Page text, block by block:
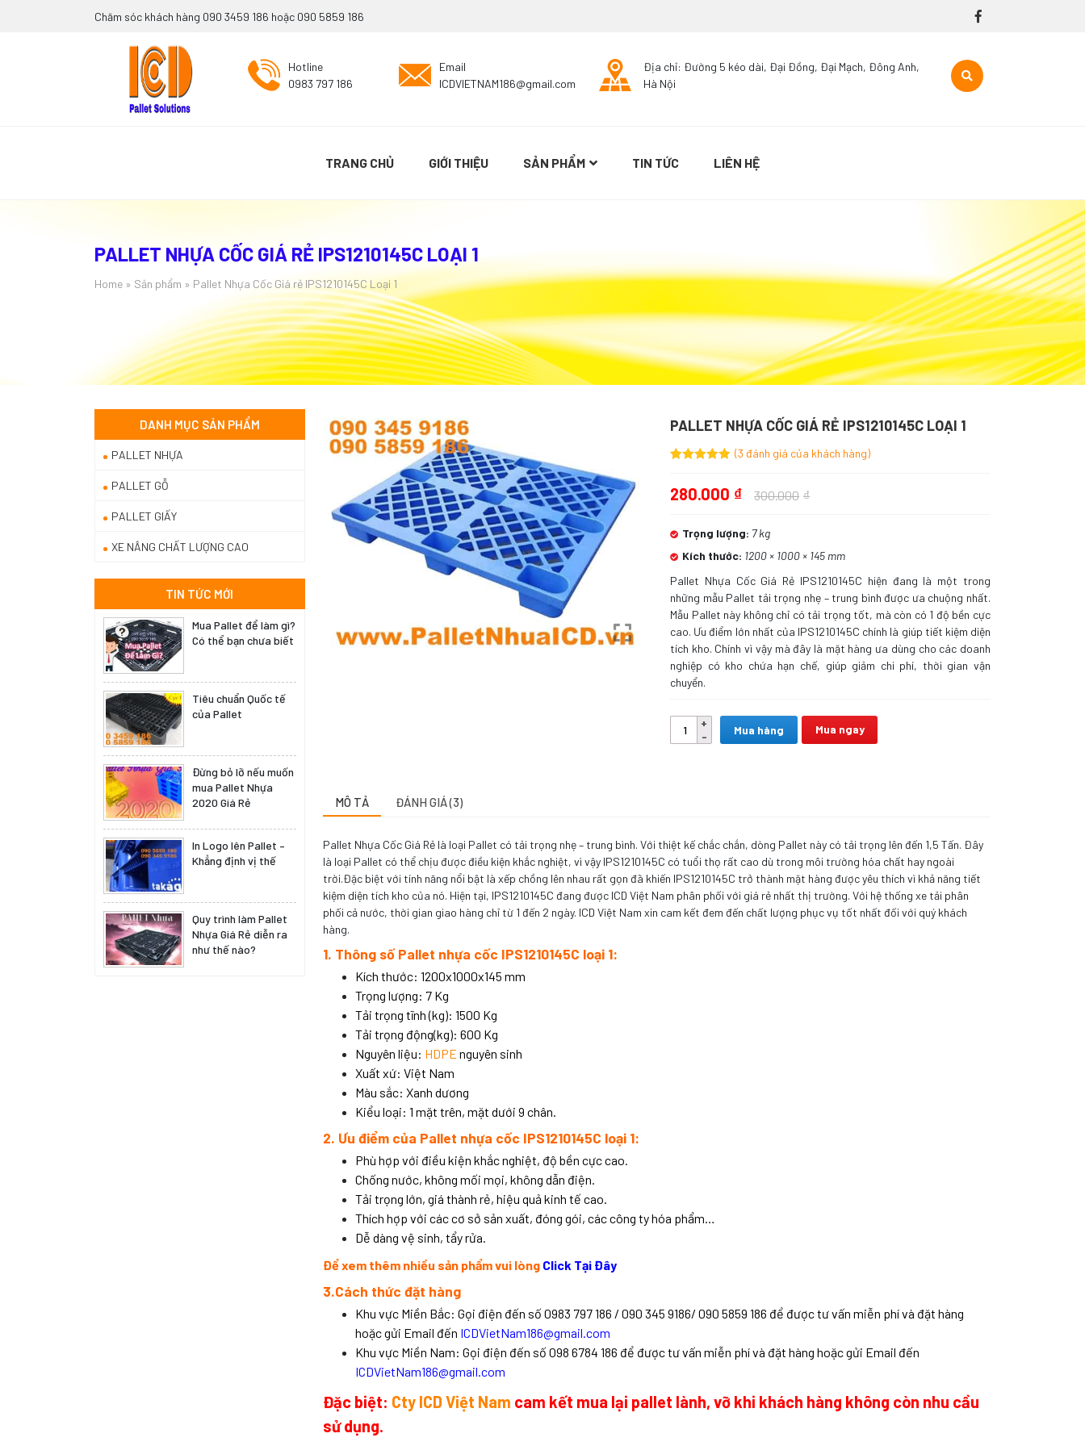
Chăm sóc khách hàng 090 3459 186 hoặc 090 5859 186
Hotline
0983 797 186
Email
ICDVIETNAM186@gmail.com
Địa chỉ: Đường 5 kéo dài, Đại Đồng, Đại Mạch, Đông Anh,
Hà Nội
TRANG CHỦ GIỚI THIỆU SẢN PHẨM TIN TỨC LIÊN HỆ
PALLET NHỰA CỐC GIÁ RẺ IPS1210145C LOẠI 1
Home » Sản phẩm » Pallet Nhựa Cốc Giá rẻ IPS1210145C Loại 1
PALLET NHỰA CỐC GIÁ RẺ IPS1210145C LOẠI 1
đánh giá
(3 đánh giá của khách hàng)
280.000 ₫ 300.000 ₫
Trọng lượng 7 kg
Kích thước 1200 × 1000 × 145 mm
Pallet Nhựa Cốc Giá Rẻ IPS1210145C hiện đang là một trong
những mẫu Pallet tải trọng nhẹ – trung bình được ưa chuộng nhất.
Mẫu Pallet này không chỉ có tải trọng tốt, mà còn có 1 độ bền cực
cao. Ưu điểm lớn nhất của IPS1210145C chính là giúp tiết kiệm diện
tích kho. Chính vì vậy mà đây là mặt hàng ưa dùng cho các doanh
nghiệp có kho chứa hạn chế, giúp giảm chi phí, thời gian vận
chuyển.
Mua hàng Mua ngay
MÔ TẢ ĐÁNH GIÁ (3)
Pallet Nhựa Cốc Giá Rẻ là loại Pallet có tải trọng nhẹ – trung bình. Với thiệt kế chắc chắn, dòng Pallet này có tải trọng lên đến 1,5 Tấn. Đây
là loại Pallet có thể chịu được điều kiện khắc nghiệt, vì vậy IPS1210145C có tuổi thọ rất cao dù trong môi trường hóa chất hay ngoài
trời.Đặc biệt với tính năng nổi bật là xếp chồng lên nhau rất gọn đã khiến IPS1210145C trở thành mặt hàng được yêu thích vì khả năng tiết
kiệm diện tích kho của nó. Hiện tại, IPS1210145C đang được ICD Việt Nam phân phối với giá rẻ nhất thị trường. Với hệ thống xe tải phân
phối cả nước, thời gian giao hàng chỉ từ 1 đến 2 ngày. ICD Việt Nam xin cam kết đem đến chất lượng phục vụ tốt nhất đối với quý khách
hàng.
1. Thông số Pallet nhựa cốc IPS1210145C loại 1:
Kích thước: 1200x1000x145 mm
Trọng lượng: 7 Kg
Tải trọng tĩnh (kg): 1500 Kg
Tải trọng động(kg): 600 Kg
Nguyên liệu: HDPE nguyên sinh
Xuất xứ: Việt Nam
Màu sắc: Xanh dương
Kiểu loại: 1 mặt trên, mặt dưới 9 chân.
2. Ưu điểm của Pallet nhựa cốc IPS1210145C loại 1:
Phù hợp với điều kiện khắc nghiệt, độ bền cực cao.
Chống nước, không mối mọi, không dẫn điện.
Tải trọng lớn, giá thành rẻ, hiệu quả kinh tế cao.
Thích hợp với các cơ sở sản xuất, đóng gói, các công ty hóa phẩm…
Dễ dàng vệ sinh, tẩy rửa.
Để xem thêm nhiều sản phẩm vui lòng Click Tại Đây
3.Cách thức đặt hàng
Khu vực Miền Bắc: Gọi điện đến số 0983 797 186 / 090 345 9186/ 090 5859 186 để được tư vấn miễn phí và đặt hàng
hoặc gửi Email đến ICDVietNam186@gmail.com
Khu vực Miền Nam: Gọi điện đến số 098 6784 186 để được tư vấn miễn phí và đặt hàng hoặc gửi Email đến
ICDVietNam186@gmail.com
Đặc biệt: Cty ICDViệt Nam cam kết mua lại pallet lành, vỡ khi khách hàng không còn nhu cầu
sử dụng.
DANH MỤC SẢN PHẨM
PALLET NHỰA
PALLET GỖ
PALLET GIẤY
XE NÂNG CHẤT LƯỢNG CAO
TIN TỨC MỚI
Mua Pallet để làm gì?
Có thể bạn chưa biết
Tiêu chuẩn Quốc tế
của Pallet
Đừng bỏ lỡ nếu muốn
mua Pallet Nhựa
2020 Giá Rẻ
In Logo lên Pallet –
Khẳng định vị thế
Quy trình làm Pallet
Nhựa Giá Rẻ diễn ra
như thế nào?